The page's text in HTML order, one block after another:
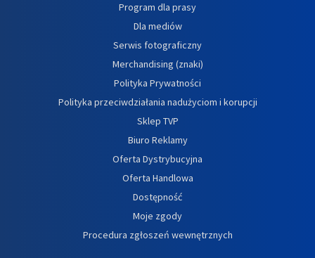
Program dla prasy
Dla mediów
Serwis fotograficzny
Merchandising (znaki)
Polityka Prywatności
Polityka przeciwdziałania nadużyciom i korupcji
Sklep TVP
Biuro Reklamy
Oferta Dystrybucyjna
Oferta Handlowa
Dostępność
Moje zgody
Procedura zgłoszeń wewnętrznych